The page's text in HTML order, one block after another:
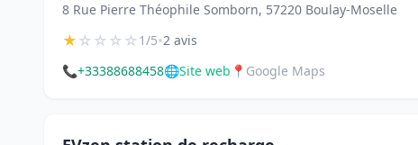
8 Rue Pierre Théophile Somborn, 57220 Boulay-Moselle
★☆☆☆☆1/5•2 avis
📞+33388688458🌐Site web 📍 Google Maps